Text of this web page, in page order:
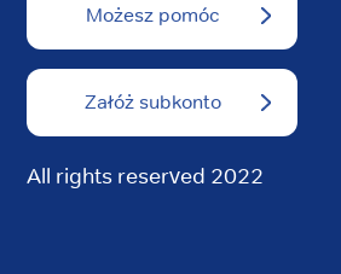
Możesz pomóc
Załóż subkonto
All rights reserved 2022